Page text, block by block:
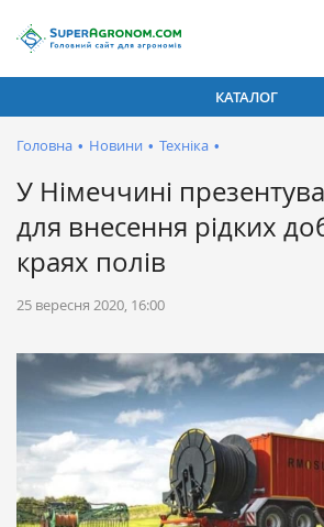
КАТАЛОГ
Головна • Новини • Техніка •
У Німеччині
для внесення рідких
краях полів
25 вересня 2020, 16:00